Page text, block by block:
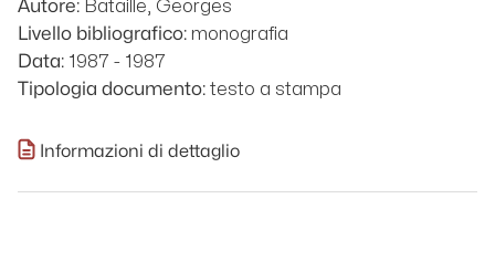
Autore: Bataille, Georges
Livello bibliografico: monografia
Data: 1987 - 1987
Tipologia documento: testo a stampa
Informazioni di dettaglio